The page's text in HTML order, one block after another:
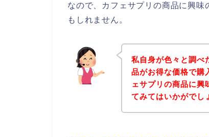
なので、カフェサプリの商品に興
もしれません。
私自身が色々と調べ
品がお得な価格で購
ェサプリの商品に興
てみてはいかがでし